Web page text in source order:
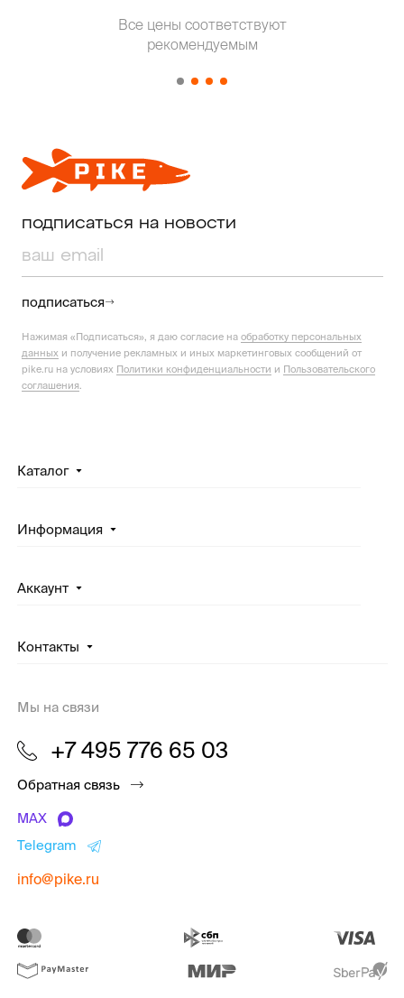
Все цены соответствуют
рекомендуемым
подписаться на новости
подписаться
Нажимая «Подписаться», я даю согласие на обработку персональных
данных и получение рекламных и иных маркетинговых сообщений от
pike.ru на условиях Политики конфиденциальности и Пользовательского
соглашения
Каталог
Информация
Аккаунт
Контакты
Мы на связи
+7 495 776 65 03
Обратная связь
MAX
Telegram
info@pike.ru